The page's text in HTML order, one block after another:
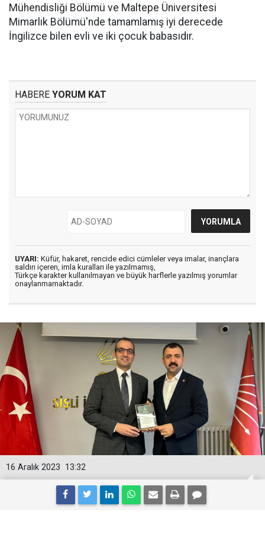
Mühendisliği Bölümü ve Maltepe Üniversitesi
Mimarlık Bölümü'nde tamamlamış iyi derecede
İngilizce bilen evli ve iki çocuk babasıdır.
HABERE YORUM KAT
UYARI: Küfür, hakaret, rencide edici cümleler veya imalar, inançlara
saldırı içeren, imla kuralları ile yazılmamış,
Türkçe karakter kullanılmayan ve büyük harflerle yazılmış yorumlar
onaylanmamaktadır.
13:32
16 Aralık 2023